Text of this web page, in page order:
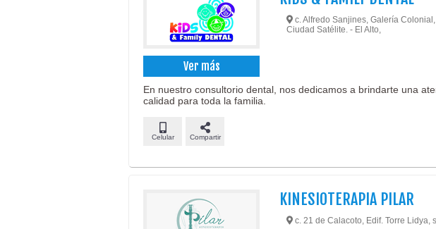
Ver más
c. Alfredo Sanjines, Galería
Ciudad Satélite. - El Alto,
En nuestro consultorio dental, nos dedicamos a brindarte una
calidad para toda la familia.
Celular Compartir
KINESIOTERAPIA PILAR
c. 21 de Calacoto, Edif. Torre Lidya,